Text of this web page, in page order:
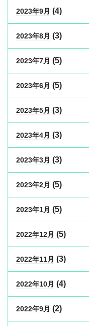
2023年9月 (4)
2023年8月 (3)
2023年7月 (5)
2023年6月 (5)
2023年5月 (3)
2023年4月 (3)
2023年3月 (3)
2023年2月 (5)
2023年1月 (5)
2022年12月 (5)
2022年11月 (3)
2022年10月 (4)
2022年9月 (2)